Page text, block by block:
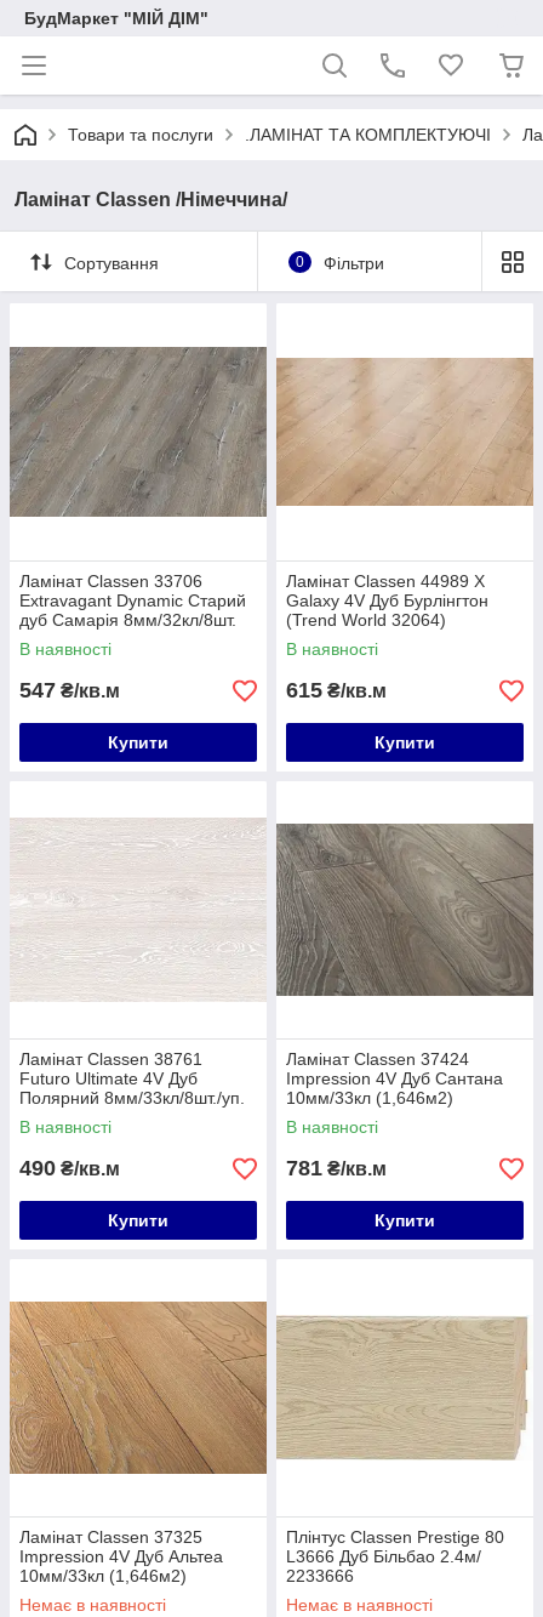
БудМаркет "МІЙ ДІМ"
Товари та послуги .ЛАМІНАТ ТА КОМПЛЕКТУЮЧІ
Ламінат Classen /Німеччина/
Сортування 0 Фільтри
Ламінат Classen 33706
Extravagant Dynamic Старий
дуб Самарія 8мм/32кл/8шт.
(1,996м2)
В наявності
547 ₴/кв.м
Купити
Ламінат Classen 44989 Х
Galaxy 4V Дуб Бурлінгтон
(Trend World 32064)
8мм/32кл (1,996м2) 52536
В наявності
615 ₴/кв.м
Купити
Ламінат Classen 38761
Futuro Ultimate 4V Дуб
Полярний 8мм/33кл/8шт./уп.
(1,996м2)
В наявності
490 ₴/кв.м
Купити
Ламінат Classen 37424
Impression 4V Дуб Сантана
10мм/33кл (1,646м2)
В наявності
781 ₴/кв.м
Купити
Ламінат Classen 37325
Impression 4V Дуб Альтеа
10мм/33кл (1,646м2)
Немає в наявності
Плінтус Classen Prestige 80
L3666 Дуб Більбао 2.4м/
2233666
Немає в наявності